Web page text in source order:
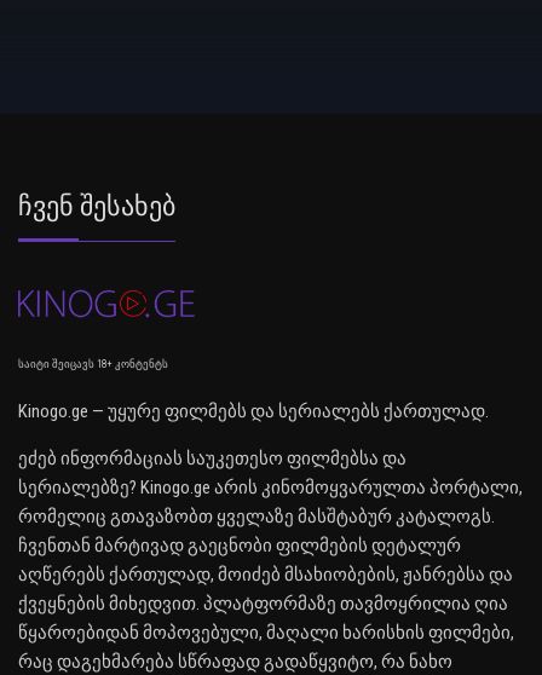
Ჩვენ Შესახებ
საიტი შეიცავს 18+ კონტენტს
Kinogo.ge — უყურე ფილმებს და სერიალებს ქართულად.
ეძებ ინფორმაციას საუკეთესო ფილმებსა და
სერიალებზე? Kinogo.ge არის კინომოყვარულთა პორტალი,
რომელიც გთავაზობთ ყველაზე მასშტაბურ კატალოგს.
ჩვენთან მარტივად გაეცნობი ფილმების დეტალურ
აღწერებს ქართულად, მოიძებ მსახიობების, ჟანრებსა და
ქვეყნების მიხედვით. პლატფორმაზე თავმოყრილია ღია
წყაროებიდან მოპოვებული, მაღალი ხარისხის ფილმები,
რაც დაგეხმარება სწრაფად გადაწყვიტო, რა ნახო